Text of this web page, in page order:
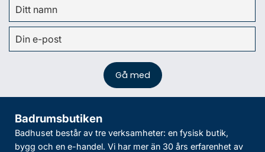
Badrumsbutiken
Badhuset består av tre verksamheter: en fysisk butik,
bygg och en e-handel. Vi har mer än 30 års erfarenhet av